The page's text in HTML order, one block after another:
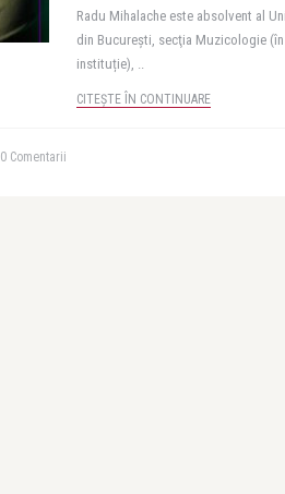
Radu Mihalache este absolvent al
din Bucureşti, secţia Muzicologie
instituție), ..
CITEȘTE ÎN CONTINUARE
0 Comentarii